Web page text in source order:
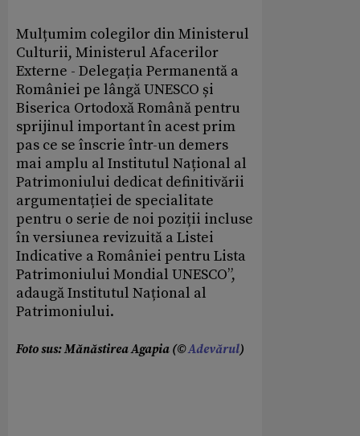
Mulțumim colegilor din Ministerul
Culturii, Ministerul Afacerilor
Externe - Delegația Permanentă a
României pe lângă UNESCO și
Biserica Ortodoxă Română pentru
sprijinul important în acest prim
pas ce se înscrie într-un demers
mai amplu al Institutul Național al
Patrimoniului dedicat definitivării
argumentației de specialitate
pentru o serie de noi poziții incluse
în versiunea revizuită a Listei
Indicative a României pentru Lista
Patrimoniului Mondial UNESCO”,
adaugă Institutul Național al
Patrimoniului.
Foto sus: Mănăstirea Agapia (©Adevărul)